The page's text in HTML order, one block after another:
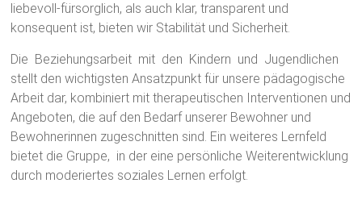
liebevoll-fürsorglich, als auch klar, transparent und
konsequent ist, bieten wir Stabilität und Sicherheit.
Die Beziehungsarbeit mit den Kindern und Jugendlichen
stellt den wichtigsten Ansatzpunkt für unsere pädagogische
Arbeit dar, kombiniert mit therapeutischen Interventionen und
Angeboten, die auf den Bedarf unserer Bewohner und
Bewohnerinnen zugeschnitten sind. Ein weiteres Lernfeld
bietet die Gruppe, in der eine persönliche Weiterentwicklung
durch moderiertes soziales Lernen erfolgt.